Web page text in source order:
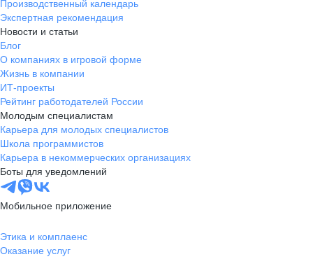
Производственный календарь
Экспертная рекомендация
Новости и статьи
Блог
О компаниях в игровой форме
Жизнь в компании
ИТ-проекты
Рейтинг работодателей России
Молодым специалистам
Карьера для молодых специалистов
Школа программистов
Карьера в некоммерческих организациях
Боты для уведомлений
Мобильное приложение
Этика и комплаенс
Оказание услуг